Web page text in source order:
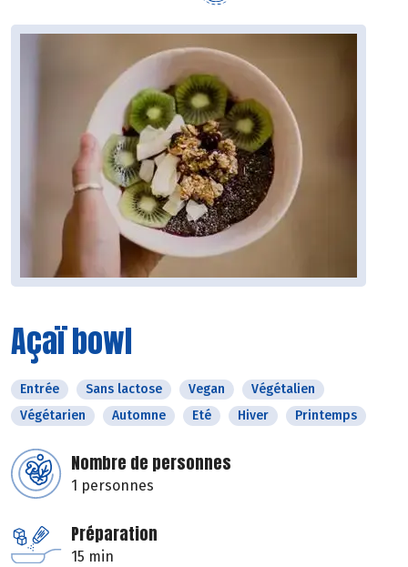
Açaï bowl
Entrée Sans lactose Vegan
Végétalien
Végétarien
Automne Eté Hiver Printemps
Nombre de personnes
1 personnes
Préparation
15 min